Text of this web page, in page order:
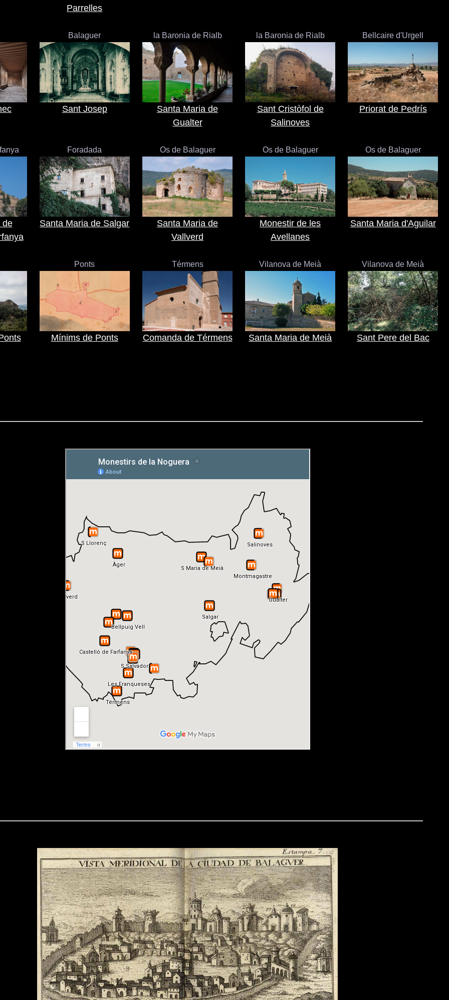
Parrelles
Balaguer
Sant Josep
la Baronia de Rialb
Santa Maria de
Gualter
la Baronia de Rialb
Sant Cristòfol de
Salinoves
Bellcaire d'Urgell
Priorat de Pedrís
de
Foradada
Santa Maria de Salgar
Os de Balaguer
Santa Maria de
Vallverd
Os de Balaguer
Monestir de les
Avellanes
Os de Balaguer
Santa Maria d'Aguilar
Ponts
Mínims de Ponts
Térmens
Comanda de Térmens
Vilanova de Meià
Santa Maria de Meià
Vilanova de Meià
Sant Pere del Bac